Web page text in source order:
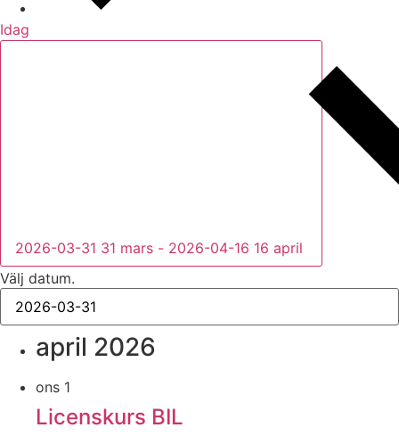
Idag
2026-03-31 31 mars - 2026-04-16 16 april
Välj datum.
april 2026
ons 1
Licenskurs BIL